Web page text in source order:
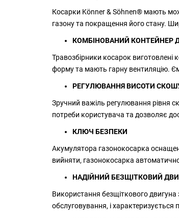
Косарки Könner & Söhnen® мають
газону та покращення його стану.
КОМБІНОВАНИЙ КОНТЕЙНЕР
Травозбірники косарок
форму та мають гарну вентиляцію.
РЕГУЛЮВАННЯ ВИСОТИ
Зручний важіль регулювання рівня
потреби користувача та дозволяє
КЛЮЧ БЕЗПЕКИ
Акумулятора газонокосарка
вийняти, газонокосарка
НАДІЙНИЙ БЕЗЩІТКОВИЙ
Використання безщіткового
обслуговування, і